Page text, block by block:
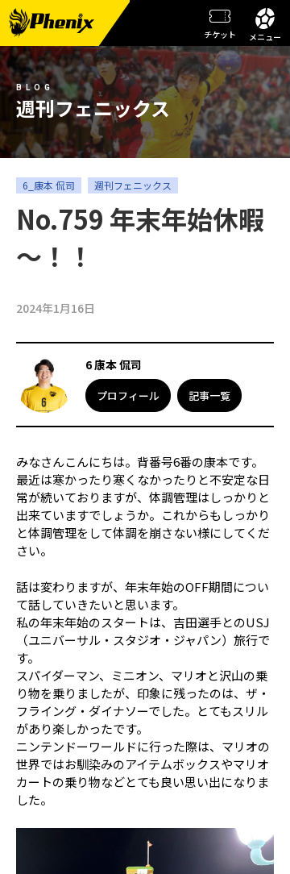
チケット メニュー
応援メッセージ・お問い合わせ
チーム情報
メンバー紹介
試合日程・結果
週刊フェニックス
トピックス
観戦ガイド
サイトのご利用について
個人情報保護方針
BLOG
週刊フェニックス
6_康本 侃司 週刊フェニックス
No.759 年末年始休暇
～！！
2024年1月16日
6 康本 侃司
プロフィール 記事一覧
みなさんこんにちは。背番号6番の康本です。
最近は寒かったり寒くなかったりと不安定な日
常が続いておりますが、体調管理はしっかりと
出来ていますでしょうか。これからもしっかり
と体調管理をして体調を崩さない様にしてくだ
さい。
話は変わりますが、年末年始のOFF期間につい
て話していきたいと思います。
私の年末年始のスタートは、吉田選手とのUSJ
（ユニバーサル・スタジオ・ジャパン）旅行で
す。
スパイダーマン、ミニオン、マリオと沢山の乗
り物を乗りましたが、印象に残ったのは、ザ・
フライング・ダイナソーでした。とてもスリル
があり楽しかったです。
ニンテンドーワールドに行った際は、マリオの
世界ではお馴染みのアイテムボックスやマリオ
カートの乗り物などとても良い思い出になりま
した。